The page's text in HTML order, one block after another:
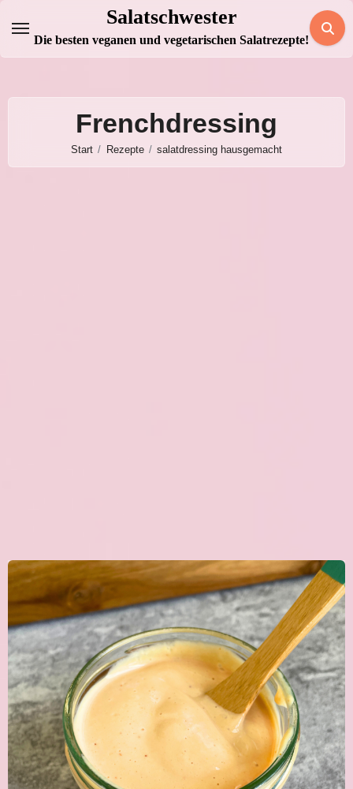
Inhalt
springen
Salatschwester
Die besten veganen und vegetarischen Salatrezepte!
Frenchdressing
Start Rezepte salatdressing hausgemacht